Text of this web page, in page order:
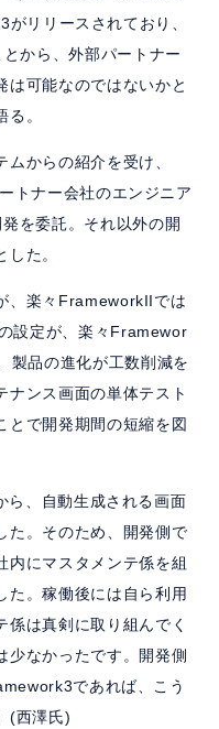
リリースされており、
から、外部パートナー
は可能なのではないかと
。
からの紹介を受け、
トナー会社のエンジニア
を委託。それ以外の開
た。
、楽々FrameworkIIでは
設定が、楽々Framewor
製品の進化が工数削減を
ナンス画面の単体テスト
とで開発期間の短縮を図
ら、自動生成される画面
た。そのため、開発側で
内にマスタメンテ係を組
た。稼働後には自ら利用
は真剣に取り組んでく
少なかったです。開発側
であれば、こう
(西澤氏)